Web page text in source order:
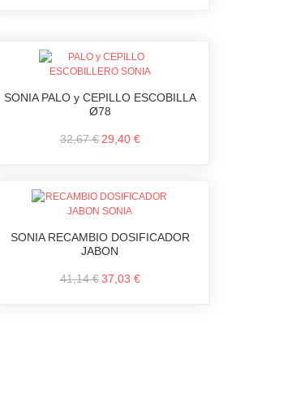
SONIA PALO y CEPILLO ESCOBILLA
Ø78
32,67 € 29,40 €
SONIA RECAMBIO DOSIFICADOR
JABON
41,14 €37,03 €